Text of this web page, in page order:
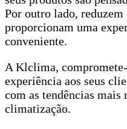
Por outro lado, reduzem
proporcionam uma
conveniente.
A Klclima,
experiência aos seus
com as tendências mais
climatização.